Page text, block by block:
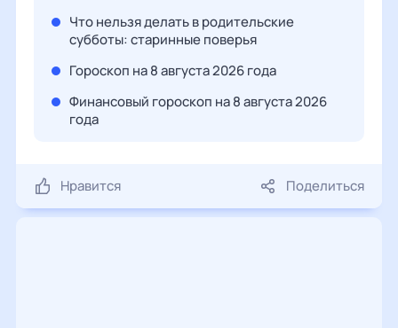
Что нельзя делать в родительские
субботы: старинные поверья
Гороскоп на 8 августа 2026 года
Финансовый гороскоп на 8 августа 2026
года
Нравится Поделиться